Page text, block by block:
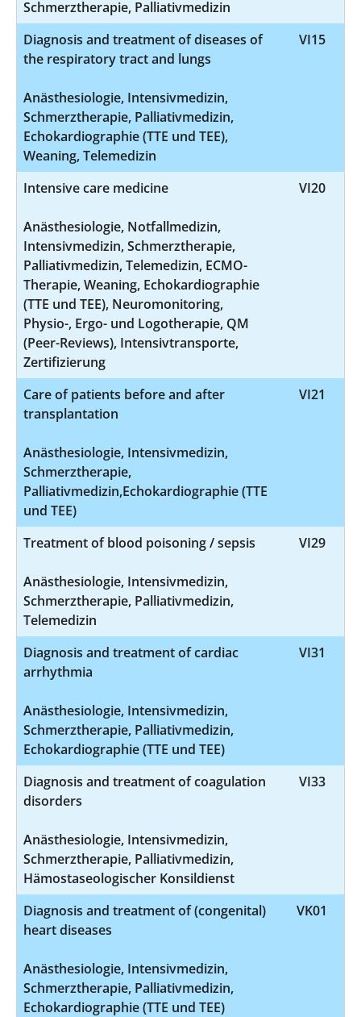
Schmerztherapie, Palliativmedizin
Diagnosis and treatment of diseases of
the respiratory tract and lungs
Anästhesiologie, Intensivmedizin,
Schmerztherapie, Palliativmedizin,
Echokardiographie (TTE und TEE),
Weaning, Telemedizin
VI15
Intensive care medicine
Anästhesiologie, Notfallmedizin,
Intensivmedizin, Schmerztherapie,
Palliativmedizin, Telemedizin, ECMO-
Therapie, Weaning, Echokardiographie
(TTE und TEE), Neuromonitoring,
Physio-, Ergo- und Logotherapie, QM
(Peer-Reviews), Intensivtransporte,
Zertifizierung
VI20
Care of patients before and after
transplantation
Anästhesiologie, Intensivmedizin,
Schmerztherapie,
Palliativmedizin,Echokardiographie (TTE
und TEE)
VI21
Treatment of blood poisoning / sepsis
Anästhesiologie, Intensivmedizin,
Schmerztherapie, Palliativmedizin,
Telemedizin
VI29
Diagnosis and treatment of cardiac
arrhythmia
Anästhesiologie, Intensivmedizin,
Schmerztherapie, Palliativmedizin,
Echokardiographie (TTE und TEE)
VI31
Diagnosis and treatment of coagulation
disorders
Anästhesiologie, Intensivmedizin,
Schmerztherapie, Palliativmedizin,
Hämostaseologischer Konsildienst
VI33
Diagnosis and treatment of (congenital)
heart diseases
Anästhesiologie, Intensivmedizin,
Schmerztherapie, Palliativmedizin,
Echokardiographie (TTE und TEE)
VK01